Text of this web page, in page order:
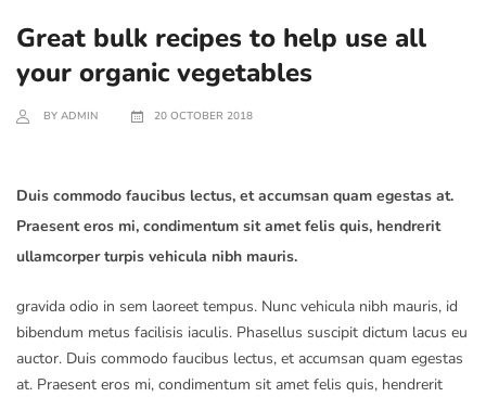
Great bulk recipes to help use all
your organic vegetables
BY ADMIN 20 OCTOBER 2018
Duis commodo faucibus lectus, et accumsan quam egestas at.
Praesent eros mi, condimentum sit amet felis quis, hendrerit
ullamcorper turpis vehicula nibh mauris.
gravida odio in sem laoreet tempus. Nunc vehicula nibh mauris, id
bibendum metus facilisis iaculis. Phasellus suscipit dictum lacus eu
auctor. Duis commodo faucibus lectus, et accumsan quam egestas
at. Praesent eros mi, condimentum sit amet felis quis, hendrerit